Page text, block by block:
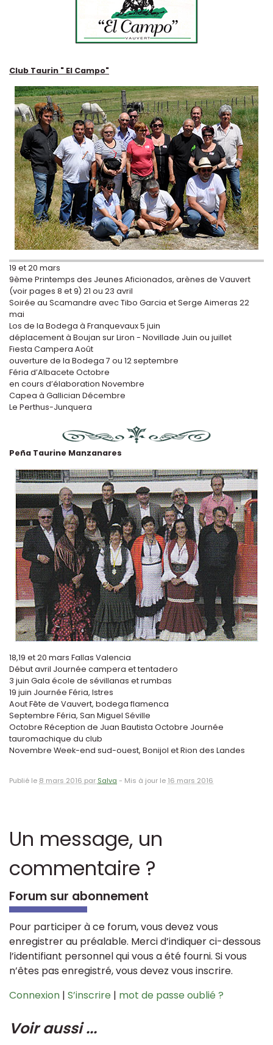
Club Taurin " El Campo"
19 et 20 mars
9ème Printemps des Jeunes Aficionados, arènes de Vauvert
(voir pages 8 et 9) 21 ou 23 avril
Soirée au Scamandre avec Tibo Garcia et Serge Aimeras 22
mai
Los de la Bodega à Franquevaux 5 juin
déplacement à Boujan sur Liron - Novillade Juin ou juillet
Fiesta Campera Août
ouverture de la Bodega 7 ou 12 septembre
Féria d’Albacete Octobre
en cours d’élaboration Novembre
Capea à Gallician Décembre
Le Perthus-Junquera
Peña Taurine Manzanares
18,19 et 20 mars Fallas Valencia
Début avril Journée campera et tentadero
3 juin Gala école de sévillanas et rumbas
19 juin Journée Féria, Istres
Aout Fête de Vauvert, bodega flamenca
Septembre Féria, San Miguel Séville
Octobre Réception de Juan Bautista Octobre Journée
tauromachique du club
Novembre Week-end sud-ouest, Bonijol et Rion des Landes
Publié le 8 mars 2016 par Salva - Mis à jour le 16 mars 2016
Un message, un
commentaire ?
Forum sur abonnement
Pour participer à ce forum, vous devez vous
enregistrer au préalable. Merci d’indiquer ci-dessous
l’identifiant personnel qui vous a été fourni. Si vous
n’êtes pas enregistré, vous devez vous inscrire.
Connexion | S’inscrire | mot de passe oublié ?
Voir aussi ...